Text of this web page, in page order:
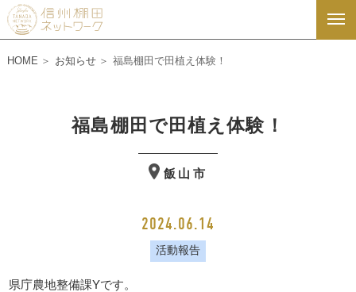
HOME お知らせ 福島棚田で田植え体験！
福島棚田で田植え体験！
飯山市
2024.06.14
活動報告
県庁農地整備課Yです。